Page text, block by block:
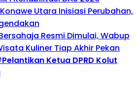
Konawe Utara Inisiasi Perubahan,
Resmi Dimulai, Wabup
Kuliner Tiap Akhir Pekan
Ketua DPRD Kolut